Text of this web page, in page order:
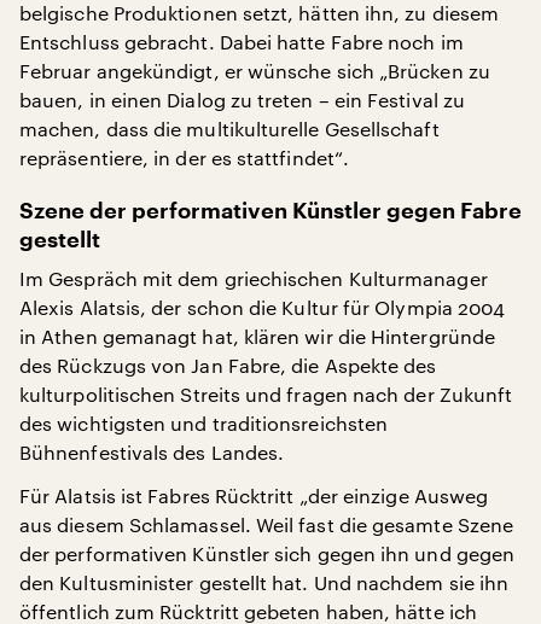
belgische Produktionen setzt, hätten ihn, zu diesem
Entschluss gebracht. Dabei hatte Fabre noch im
Februar angekündigt, er wünsche sich „Brücken zu
bauen, in einen Dialog zu treten – ein Festival zu
machen, dass die multikulturelle Gesellschaft
repräsentiere, in der es stattfindet“.
Szene der performativen Künstler gegen Fabre
gestellt
Im Gespräch mit dem griechischen Kulturmanager
Alexis Alatsis, der schon die Kultur für Olympia 2004
in Athen gemanagt hat, klären wir die Hintergründe
des Rückzugs von Jan Fabre, die Aspekte des
kulturpolitischen Streits und fragen nach der Zukunft
des wichtigsten und traditionsreichsten
Bühnenfestivals des Landes.
Für Alatsis ist Fabres Rücktritt „der einzige Ausweg
aus diesem Schlamassel. Weil fast die gesamte Szene
der performativen Künstler sich gegen ihn und gegen
den Kultusminister gestellt hat. Und nachdem sie ihn
öffentlich zum Rücktritt gebeten haben, hätte ich